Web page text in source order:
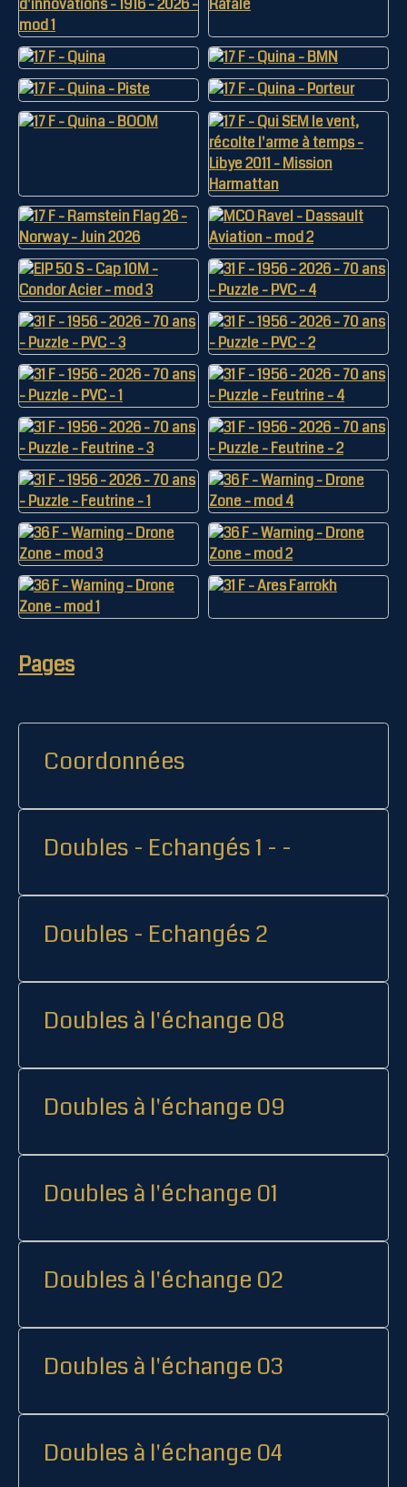
Pages
Coordonnées
Doubles - Echangés 1 - -
Doubles - Echangés 2
Doubles à l'échange 08
Doubles à l'échange 09
Doubles à l'échange 01
Doubles à l'échange 02
Doubles à l'échange 03
Doubles à l'échange 04